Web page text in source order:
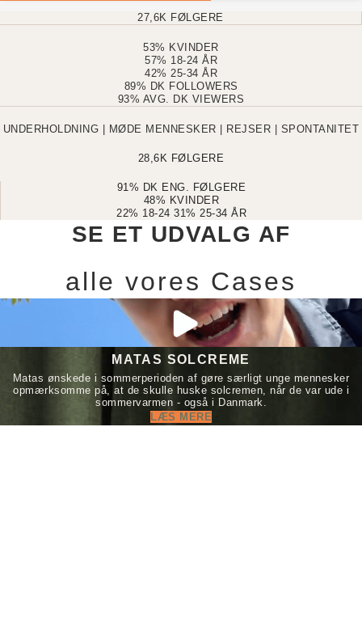
27,6K FØLGERE
53% KVINDER
57% 18-24 ÅR
42% 25-34 ÅR
89% DK FOLLOWERS
93% AVG. DK VIEWERS
UNDERHOLDNING | MØDE MENNESKER | REJSER | SPONTANITET
28,6K FØLGERE
91% DK ENG. FØLGERE
48% KVINDER
22% 18-24 31% 25-34 ÅR
SE ET UDVALG AF
alle vores Cases
MATAS SOLCREME
Matas ønskede i sommerperioden af gøre særligt unge mennesker
opmærksomme på, at de skulle huske solcremen, når de var ude i
sommervarmen - også i Danmark.
LÆS MERE